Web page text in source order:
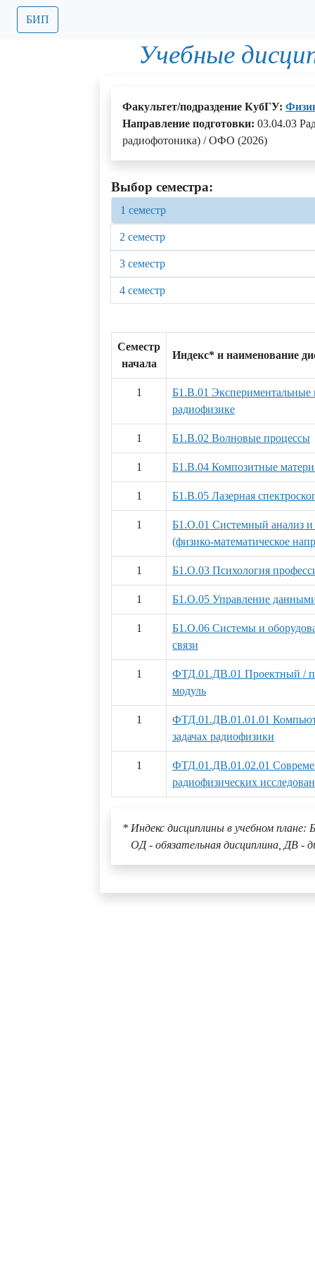
БИП
Учебные
Факультет/подраздение КубГУ:
Направление подготовки: 03.04.03
радиофотоника) / ОФО (2026)
Выбор семестра:
1 семестр
2 семестр
3 семестр
4 семестр
Семестр
начала
Индекс* и наименование
1
Б1.В.01 Экспериментальные
радиофизике
1 Б1.В.02 Волновые процессы
1 Б1.В.04 Композитные
1 Б1.В.05 Лазерная
1
Б1.О.01 Системный анализ
(физико-математическое
1 Б1.О.03 Психология
1 Б1.О.05 Управление
1
Б1.О.06 Системы и
связи
1
ФТД.01.ДВ.01 Проектный /
модуль
1
ФТД.01.ДВ.01.01.01
задачах радиофизики
1
ФТД.01.ДВ.01.02.01
радиофизических
* Индекс дисциплины в учебном плане:
ОД - обязательная дисциплина, ДВ -